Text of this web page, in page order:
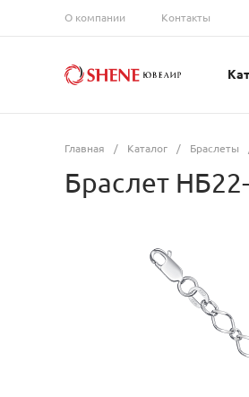
О компании Контакты
Главная / Каталог / Браслеты
Браслет